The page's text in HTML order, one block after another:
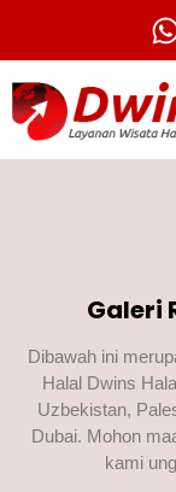
Galeri
Dibawah ini
Halal Dwins
Uzbekistan,
Dubai. Mohon
kami